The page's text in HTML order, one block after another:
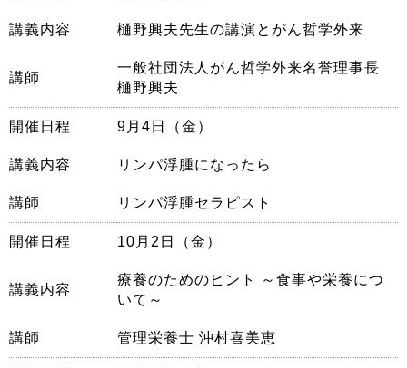
講義内容 樋野興夫先生の講演とがん哲学外来
講師
一般社団法人がん哲学外来名誉理事長
樋野興夫
開催日程 9月4日（金）
講義内容 リンパ浮腫になったら
講師 リンパ浮腫セラピスト
開催日程 10月2日（金）
講義内容
療養のためのヒント ～食事や栄養につ
いて～
講師 管理栄養士 沖村喜美恵